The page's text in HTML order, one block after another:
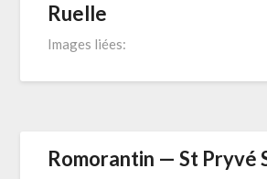
Ruelle
Images liées:
Romorantin — St Pryvé